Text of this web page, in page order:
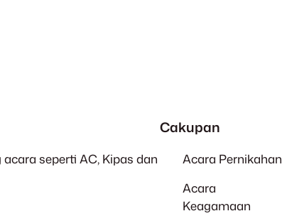
seperti AC, Kipas dan
Cakupan
Acara Pernikahan
Acara
Keagamaan